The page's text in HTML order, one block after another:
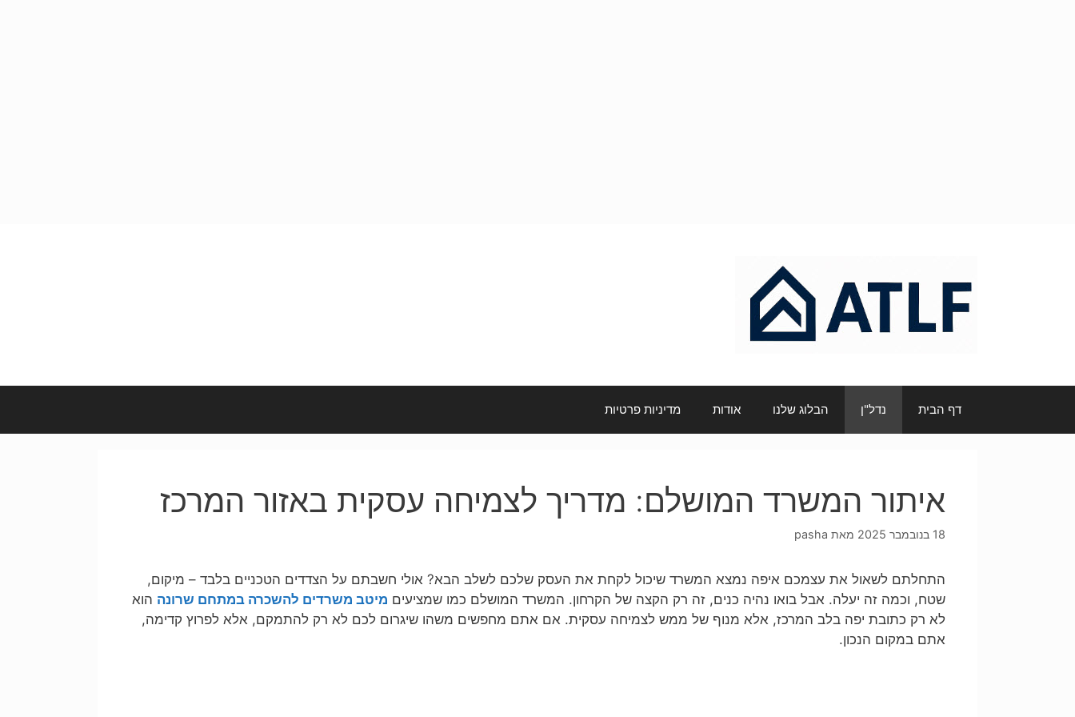
דף הבית נדל"ן הבלוג שלנו אודות מדיניות פרטיות
איתור המשרד המושלם: מדריך לצמיחה עסקית באזור המרכז
18 בנובמבר 2025 מאת pasha
התחלתם לשאול את עצמכם איפה נמצא המשרד שיכול לקחת את העסק שלכם לשלב הבא? אולי חשבתם על הצדדים הטכניים בלבד – מיקום,
שטח, וכמה זה יעלה. אבל בואו נהיה כנים, זה רק הקצה של הקרחון. המשרד המושלם כמו שמציעים מיטב משרדים להשכרה במתחם שרונה הוא
לא רק כתובת יפה בלב המרכז, אלא מנוף של ממש לצמיחה עסקית. אם אתם מחפשים משהו שיגרום לכם לא רק להתמקם, אלא לפרוץ קדימה,
אתם במקום הנכון.